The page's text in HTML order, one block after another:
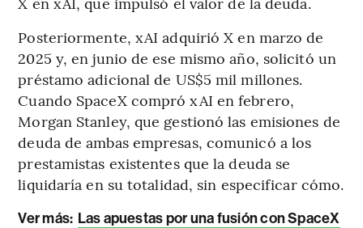
Posteriormente, xAI adquirió X en marzo de
2025 y, en junio de ese mismo año, solicitó un
préstamo adicional de US$5 mil millones.
Cuando SpaceX compró xAI en febrero,
Morgan Stanley, que gestionó las emisiones de
deuda de ambas empresas, comunicó a los
prestamistas existentes que la deuda se
liquidaría en su totalidad, sin especificar cómo.
Ver más: Las apuestas por una fusión con SpaceX